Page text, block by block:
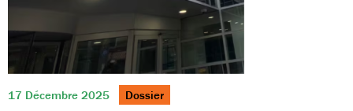
17 Décembre 2025 Dossier